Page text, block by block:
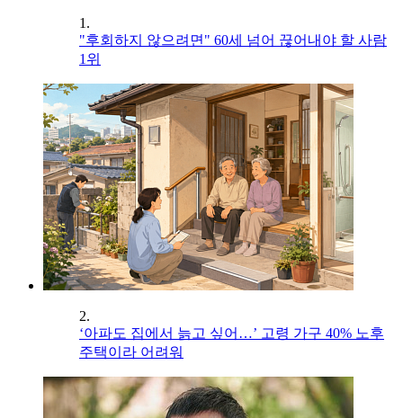
1.
"후회하지 않으려면" 60세 넘어 끊어내야 할 사람
1위
2.
‘아파도 집에서 늙고 싶어…’ 고령 가구 40% 노후
주택이라 어려워